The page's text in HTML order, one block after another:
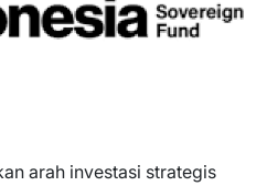
arah investasi strategis